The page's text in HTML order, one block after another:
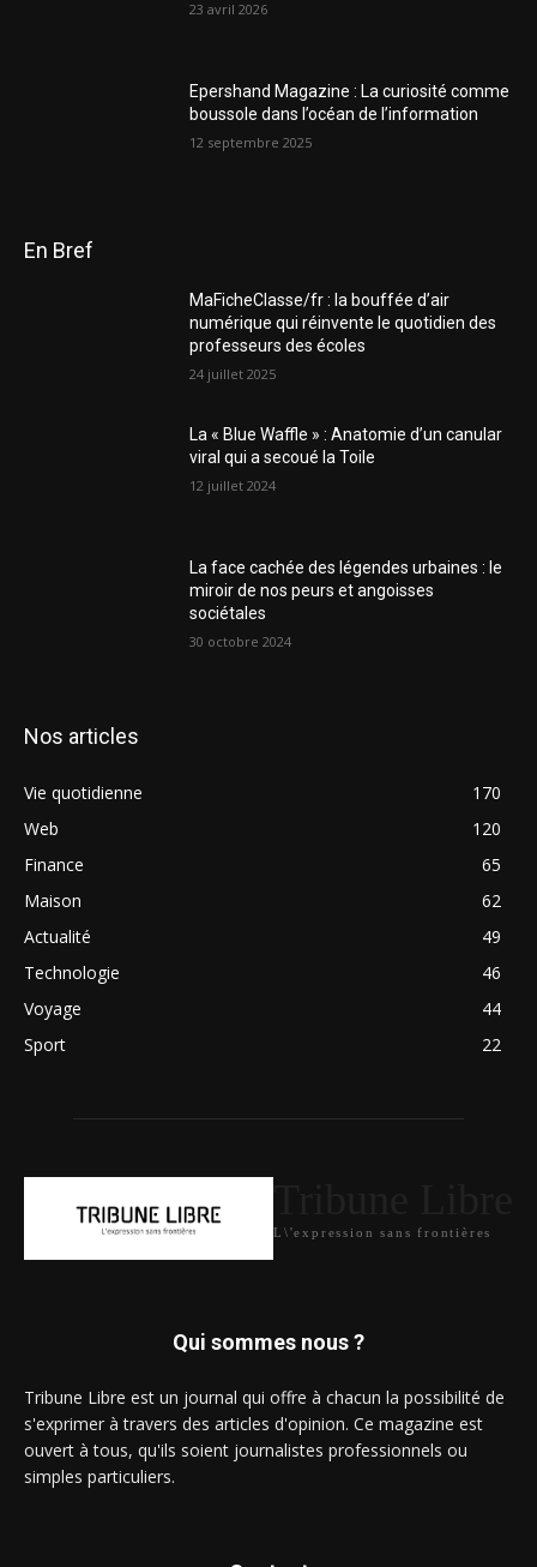
23 avril 2026
Epershand Magazine : La curiosité comme
boussole dans l’océan de l’information
12 septembre 2025
En Bref
MaFicheClasse/fr : la bouffée d’air
numérique qui réinvente le quotidien des
professeurs des écoles
24 juillet 2025
La « Blue Waffle » : Anatomie d’un canular
viral qui a secoué la Toile
12 juillet 2024
La face cachée des légendes urbaines : le
miroir de nos peurs et angoisses
sociétales
30 octobre 2024
Nos articles
Vie quotidienne
170
Web
120
Finance
65
Maison
62
Actualité
49
Technologie
46
Voyage
44
Sport
22
L\'expression sans frontières
Qui sommes nous ?
Tribune Libre est un journal qui offre à chacun la possibilité de
s'exprimer à travers des articles d'opinion. Ce magazine est
ouvert à tous, qu'ils soient journalistes professionnels ou
simples particuliers.